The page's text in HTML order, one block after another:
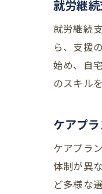
就労継
就労継続
ら、支援
始め、自
のスキル
ケアプ
ケアプラ
体制が異
ど多様な